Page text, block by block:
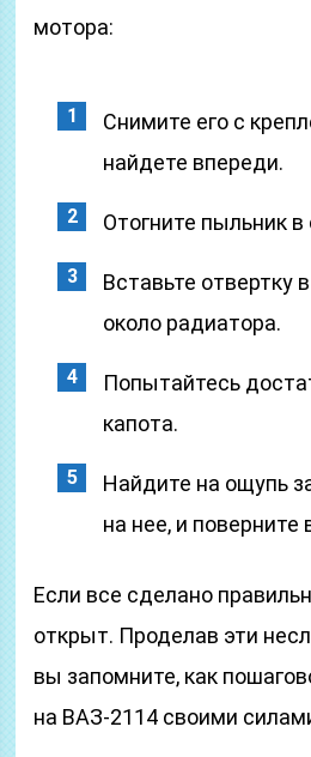
мотора:
Снимите его с
найдете впереди.
Отогните пыльник
Вставьте отвертку
около радиатора.
Попытайтесь
капота.
Найдите на ощупь
на нее, и поверните
Если все сделано
открыт. Проделав эти
вы запомните, как
на ВАЗ-2114 своими